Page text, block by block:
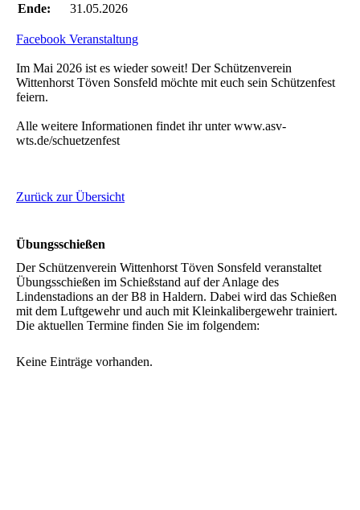
Ende:
31.05.2026
Facebook Veranstaltung
Im Mai 2026 ist es wieder soweit! Der Schützenverein
Wittenhorst Töven Sonsfeld möchte mit euch sein Schützenfest
feiern.
Alle weitere Informationen findet ihr unter www.asv-
wts.de/schuetzenfest
Zurück zur Übersicht
Übungsschießen
Der Schützenverein Wittenhorst Töven Sonsfeld veranstaltet
Übungsschießen im Schießstand auf der Anlage des
Lindenstadions an der B8 in Haldern. Dabei wird das Schießen
mit dem Luftgewehr und auch mit Kleinkalibergewehr trainiert.
Die aktuellen Termine finden Sie im folgendem:
Keine Einträge vorhanden.